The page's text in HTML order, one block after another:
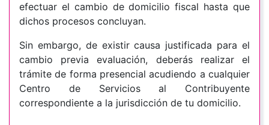
efectuar el cambio de domicilio fiscal hasta que
dichos procesos concluyan.
Sin embargo, de existir causa justificada para el
cambio previa evaluación, deberás realizar el
trámite de forma presencial acudiendo a cualquier
Centro de Servicios al Contribuyente
correspondiente a la jurisdicción de tu domicilio.